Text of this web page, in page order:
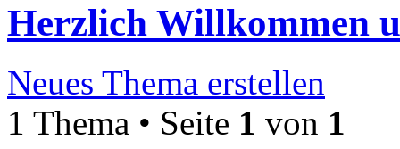
Herzlich Willkommen
Neues Thema erstellen
1 Thema • Seite 1 von 1